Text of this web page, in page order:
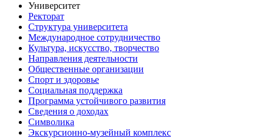
Университет
Ректорат
Структура университета
Международное сотрудничество
Культура, искусство, творчество
Направления деятельности
Общественные организации
Спорт и здоровье
Социальная поддержка
Программа устойчивого развития
Сведения о доходах
Символика
Экскурсионно-музейный комплекс